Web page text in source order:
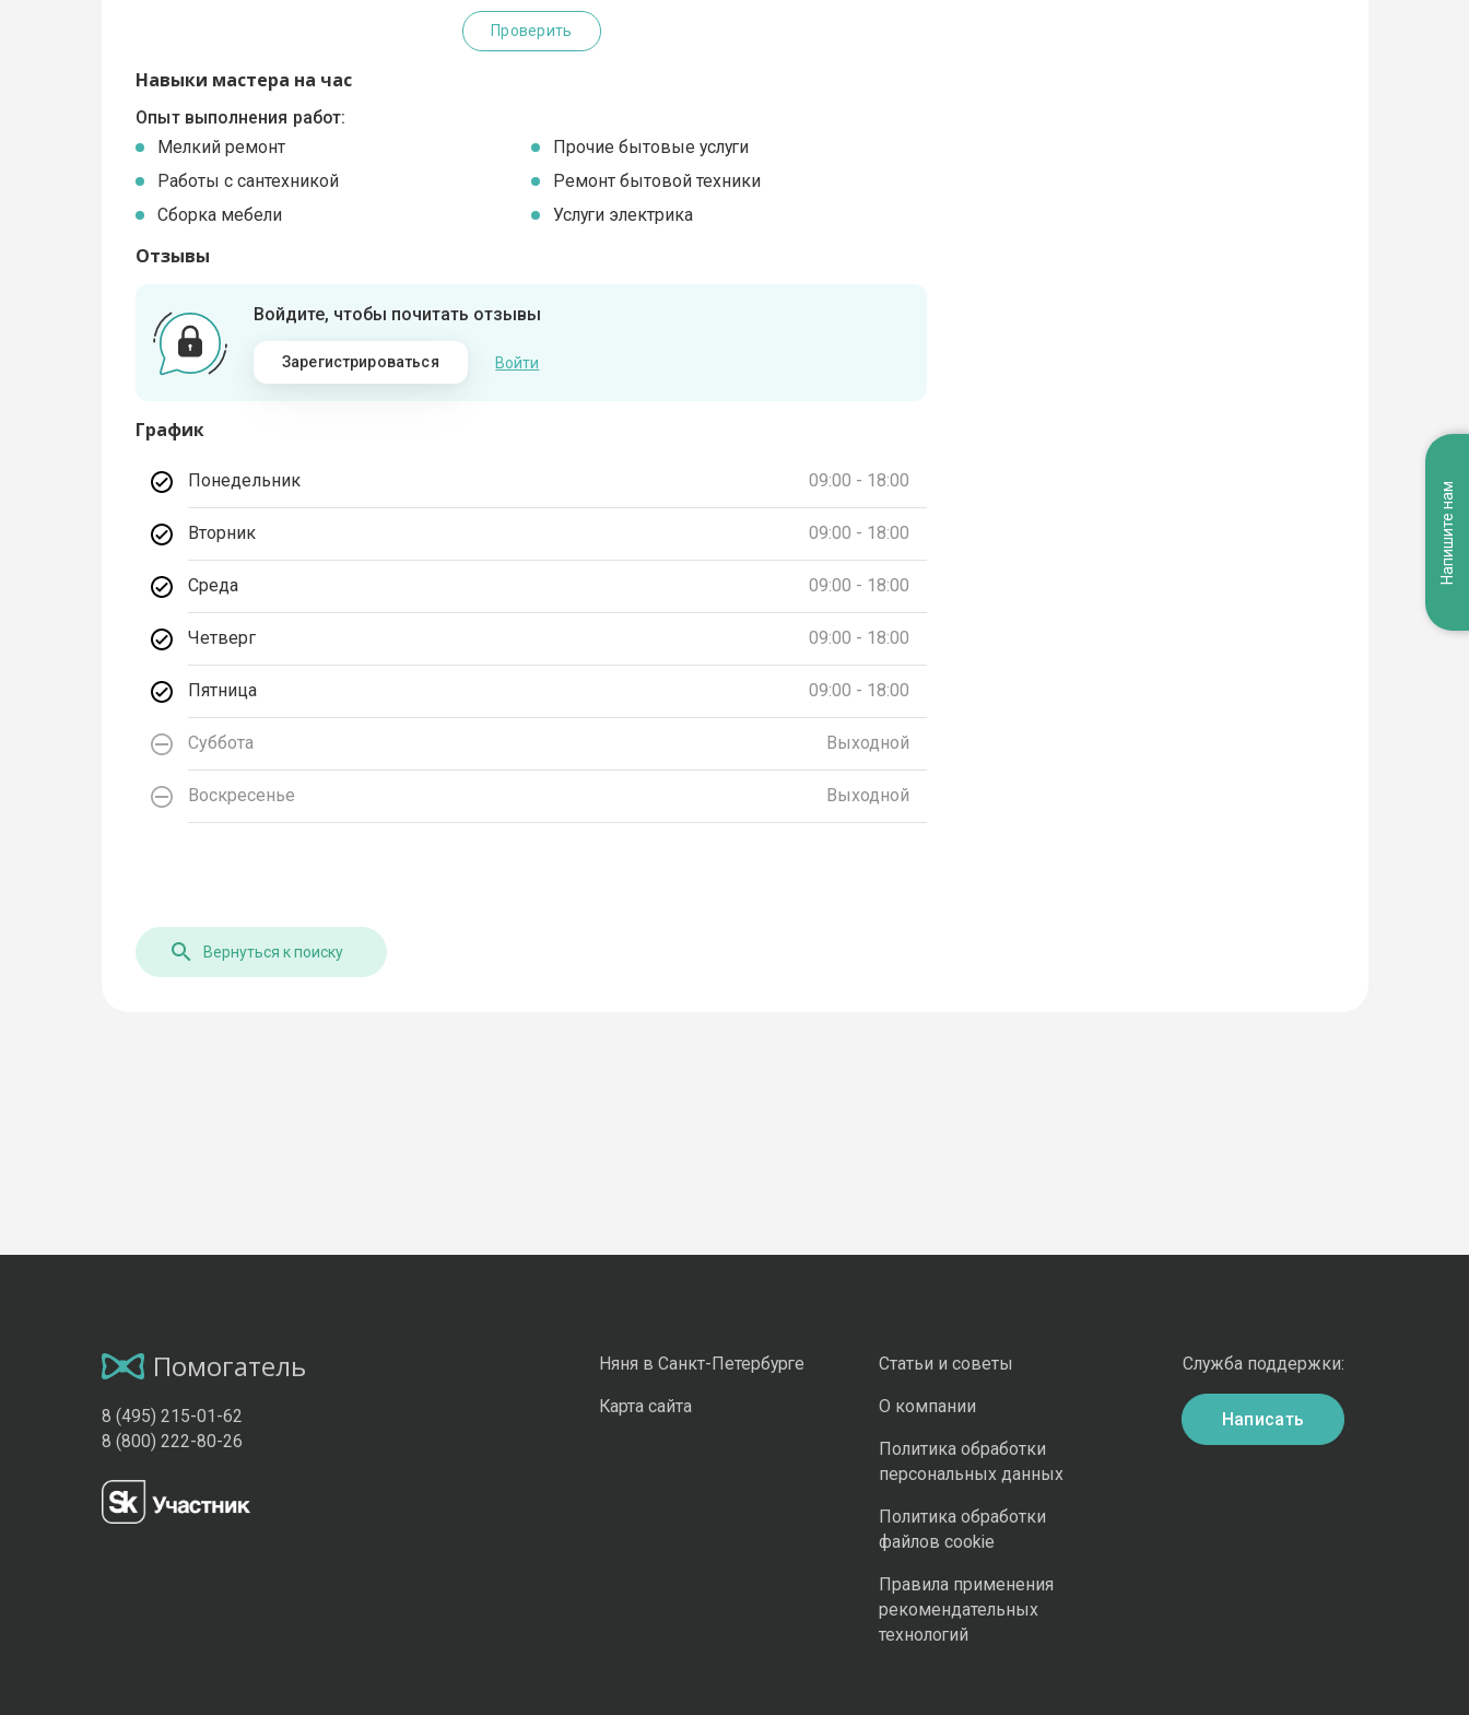
Проверить
Навыки мастера на час
Опыт выполнения работ:
Мелкий ремонт
Прочие бытовые услуги
Работы с сантехникой
Ремонт бытовой техники
Сборка мебели
Услуги электрика
Отзывы
Войдите, чтобы почитать отзывы
Зарегистрироваться Войти
График
Понедельник 09:00 - 18:00
Вторник 09:00 - 18:00
Среда 09:00 - 18:00
Четверг 09:00 - 18:00
Пятница 09:00 - 18:00
Суббота Выходной
Воскресенье Выходной
Вернуться к поиску
Помогатель
8 (495) 215-01-62
8 (800) 222-80-26
Няня в Санкт-Петербурге
Карта сайта
Статьи и советы
О компании
Политика обработки
персональных данных
Политика обработки
файлов cookie
Правила применения
рекомендательных
технологий
Служба поддержки:
Написать
Напишите нам